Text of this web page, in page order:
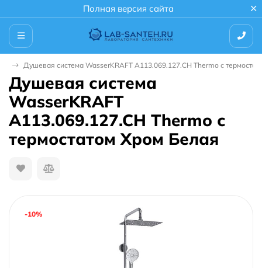
Полная версия сайта
Душевая система WasserKRAFT A113.069.127.CH Thermo с
Душевая система
WasserKRAFT
A113.069.127.CH Thermo с
термостатом Хром Белая
-10%